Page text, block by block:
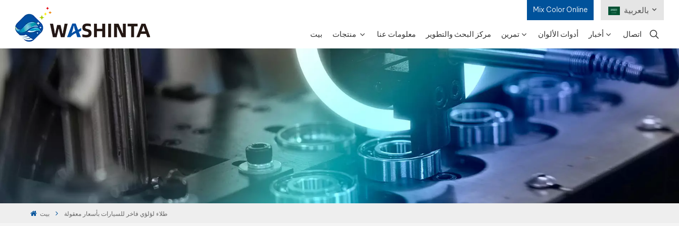
Mix Color Online بالعربية
English
Français
Deutsch
Português
بيت معلومات عنا مركز البحث والتطوير تمرين أدوات الألوان أخبار اتصال
بيت طلاء لؤلؤي فاخر للسيارات بأسعار معقولة